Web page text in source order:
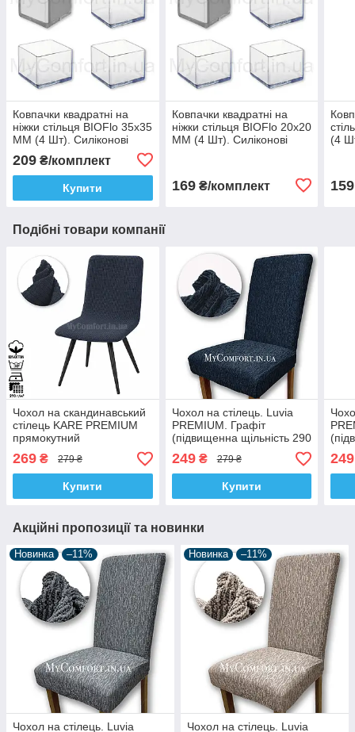
Ковпачки квадратні на
ніжки стільця BIOFlo 35х35
ММ (4 Шт). Силіконові
підлоги, від шуму
209 ₴/комплект
Купити
Ковпачки квадратні на
ніжки стільця BIOFlo 20х20
ММ (4 Шт). Силіконові
169₴/комплект
(4
159
Подібні товари компанії
Чохол на скандинавський
стілець KARE PREMIUM
прямокутний
(підвищенна щільність 290
гр/м², Туреччина)
269 ₴ 279 ₴
Купити
Чохол на стілець. Luvia
PREMIUM. Графіт
(підвищенна щільність 290
249₴ 279 ₴
Купити
249
Акційні пропозиції та новинки
Новинка –11%
Чохол на стілець. Luvia
Новинка –11%
Чохол на стілець. Luvia